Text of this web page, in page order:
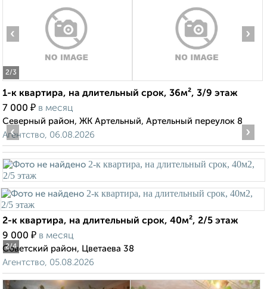
2/3
‹ ›
1-к квартира, на длительный срок, 36м², 3/9 этаж
7 000 ₽ в месяц
Северный район, ЖК Артельный, Артельный переулок 8
Агентство, 06.08.2026
2/4
‹ ›
2-к квартира, на длительный срок, 40м², 2/5 этаж
9 000 ₽ в месяц
Советский район, Цветаева 38
Агентство, 05.08.2026